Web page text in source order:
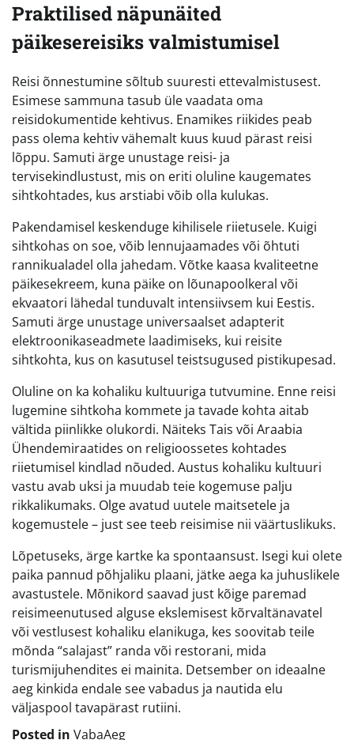
Praktilised näpunäited
päikesereisiks valmistumisel
Reisi õnnestumine sõltub suuresti ettevalmistusest.
Esimese sammuna tasub üle vaadata oma
reisidokumentide kehtivus. Enamikes riikides peab
pass olema kehtiv vähemalt kuus kuud pärast reisi
lõppu. Samuti ärge unustage reisi- ja
tervisekindlustust, mis on eriti oluline kaugemates
sihtkohtades, kus arstiabi võib olla kulukas.
Pakendamisel keskenduge kihilisele riietusele. Kuigi
sihtkohas on soe, võib lennujaamades või õhtuti
rannikualadel olla jahedam. Võtke kaasa kvaliteetne
päikesekreem, kuna päike on lõunapoolkeral või
ekvaatori lähedal tunduvalt intensiivsem kui Eestis.
Samuti ärge unustage universaalset adapterit
elektroonikaseadmete laadimiseks, kui reisite
sihtkohta, kus on kasutusel teistsugused pistikupesad.
Oluline on ka kohaliku kultuuriga tutvumine. Enne reisi
lugemine sihtkoha kommete ja tavade kohta aitab
vältida piinlikke olukordi. Näiteks Tais või Araabia
Ühendemiraatides on religioossetes kohtades
riietumisel kindlad nõuded. Austus kohaliku kultuuri
vastu avab uksi ja muudab teie kogemuse palju
rikkalikumaks. Olge avatud uutele maitsetele ja
kogemustele – just see teeb reisimise nii väärtuslikuks.
Lõpetuseks, ärge kartke ka spontaansust. Isegi kui olete
paika pannud põhjaliku plaani, jätke aega ka juhuslikele
avastustele. Mõnikord saavad just kõige paremad
reisimeenutused alguse ekslemisest kõrvaltänavatel
või vestlusest kohaliku elanikuga, kes soovitab teile
mõnda “salajast” randa või restorani, mida
turismijuhendites ei mainita. Detsember on ideaalne
aeg kinkida endale see vabadus ja nautida elu
väljaspool tavapärast rutiini.
Posted in VabaAeg